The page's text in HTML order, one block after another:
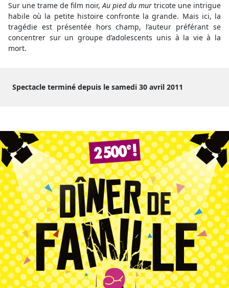
Sur une trame de film noir,Au pied du mur tricote une intrigue
habile où la petite histoire confronte la grande. Mais ici, la
tragédie est présentée hors champ, l’auteur préférant se
concentrer sur un groupe d’adolescents unis à la vie à la
mort.
Spectacle terminé depuis le samedi 30 avril 2011